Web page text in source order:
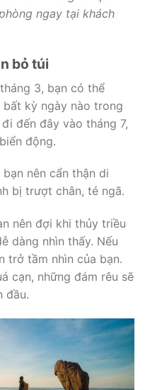
ngay tại khách
bỏ túi
3, bạn có thể
bất kỳ ngày nào trong
đến đây vào tháng 7,
động.
nên cẩn thận di
bị trượt chân, té ngã.
nên đợi khi thủy triều
dàng nhìn thấy. Nếu
trở tầm nhìn của bạn.
cạn, những đám rêu sẽ
đầu.